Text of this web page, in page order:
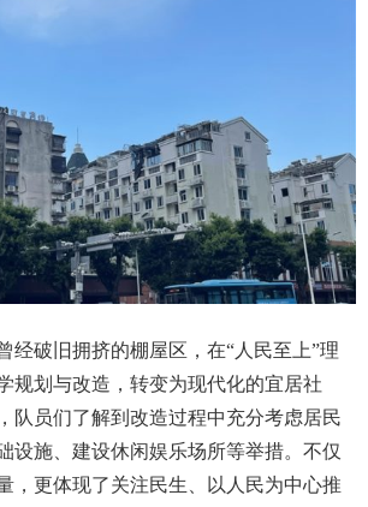
经破旧拥挤的棚屋区，在“人民至上”理
规划与改造，转变为现代化的宜居社
队员们了解到改造过程中充分考虑居民
设施、建设休闲娱乐场所等举措。不仅
，更体现了关注民生、以人民为中心推